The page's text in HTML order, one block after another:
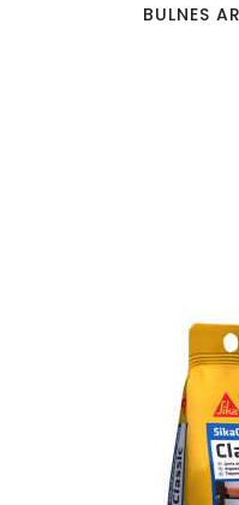
BULNES